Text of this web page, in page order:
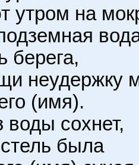
утром на
берега,
неудержку
(имя).
воды сохнет,
была